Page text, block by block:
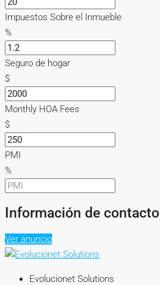
Impuestos Sobre el Inmueble
%
Seguro de hogar
$
Monthly HOA Fees
$
PMI
%
Información de contacto
Ver anuncio
Evolucionet Solutions